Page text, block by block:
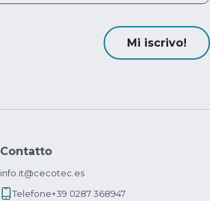
Mi iscrivo!
Contatto
info.it@cecotec.es
Telefone+39 0287 368947